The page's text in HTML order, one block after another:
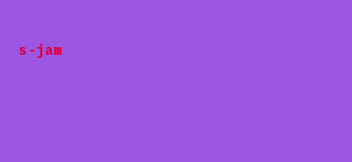
содержанию
s-jam